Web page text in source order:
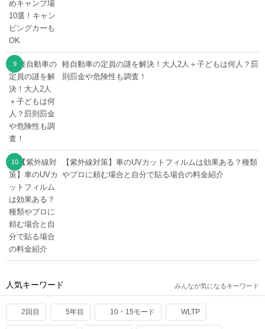
軽自動車の定員の謎を解決！大人2人＋子どもは何人？罰
則罰金や危険性も調査！
【紫外線対策】車のUVカットフィルムは効果ある？種類
やプロに頼む場合と自分で貼る場合の料金紹介
人気キーワード みんなが気になるキーワード
2回目 5年目 10・15モード WLTP